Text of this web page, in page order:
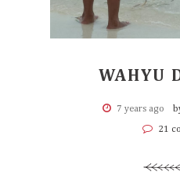
WAHYU
7 years ago
21